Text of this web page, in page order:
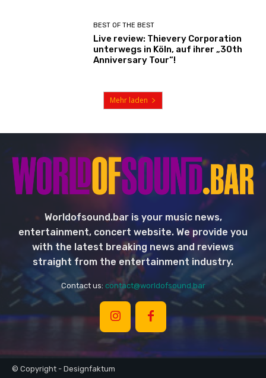
BEST OF THE BEST
Live review: Thievery Corporation
unterwegs in Köln, auf ihrer „30th
Anniversary Tour“!
Mehr laden
Worldofsound.bar is your music news,
entertainment, concert website. We provide you
with the latest breaking news and reviews
straight from the entertainment industry.
Contact us: contact@worldofsound.bar
© Copyright - Designfaktum